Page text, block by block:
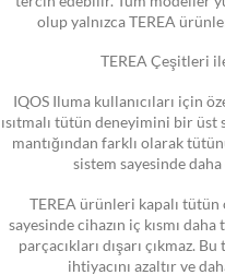
olup yalnızca TEREA
TEREA Çeşitleri
IQOS Iluma kullanıcıları için
ısıtmalı tütün deneyimini bir üst
mantığından farklı olarak
sistem sayesinde
TEREA ürünleri kapalı tütün
sayesinde cihazın iç kısmı
parçacıkları dışarı çıkmaz.
ihtiyacını azaltır ve